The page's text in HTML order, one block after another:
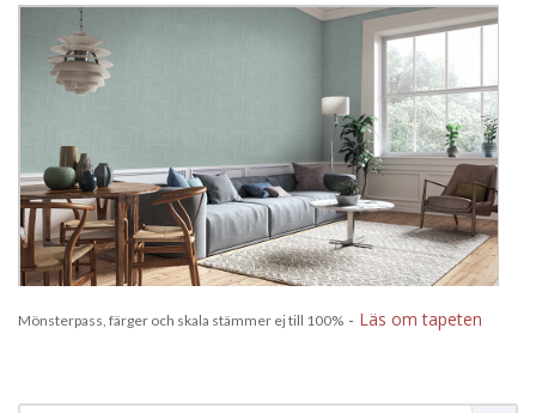
Mönsterpass, färger och skala stämmer ej till 100% - Läs om tapeten